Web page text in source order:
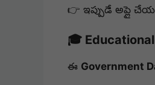
👉 ఇప్పుడే అప్లై
🎓
ఈ Government